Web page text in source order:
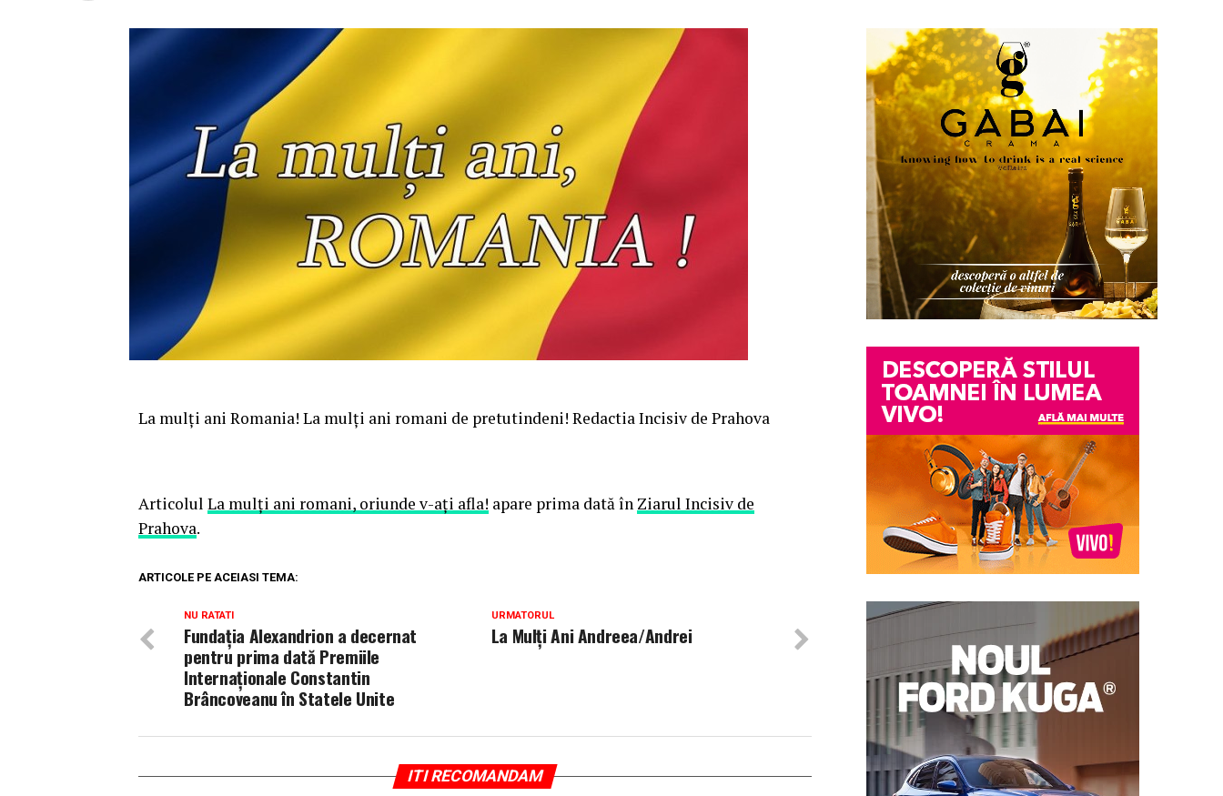
La mulți ani Romania! La mulți ani romani de pretutindeni! Redactia Incisiv de Prahova
Articolul La mulți ani romani, oriunde v-ați afla! apare prima dată în Ziarul Incisiv de
Prahova.
ARTICOLE PE ACEIASI TEMA:
URMATORUL
La Mulți Ani Andreea/Andrei
NU RATATI
Fundația Alexandrion a decernat
pentru prima dată Premiile
Internaționale Constantin
Brâncoveanu în Statele Unite
ITI RECOMANDAM